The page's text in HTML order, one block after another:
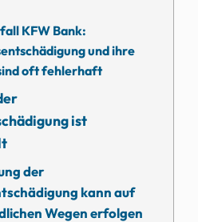
KFW Bank:
und ihre
oft fehlerhaft
ist
der
kann auf
Wegen erfolgen